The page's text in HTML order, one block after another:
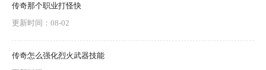
传奇那个职业打怪快
更新时间：08-02
传奇怎么强化烈火武器技能